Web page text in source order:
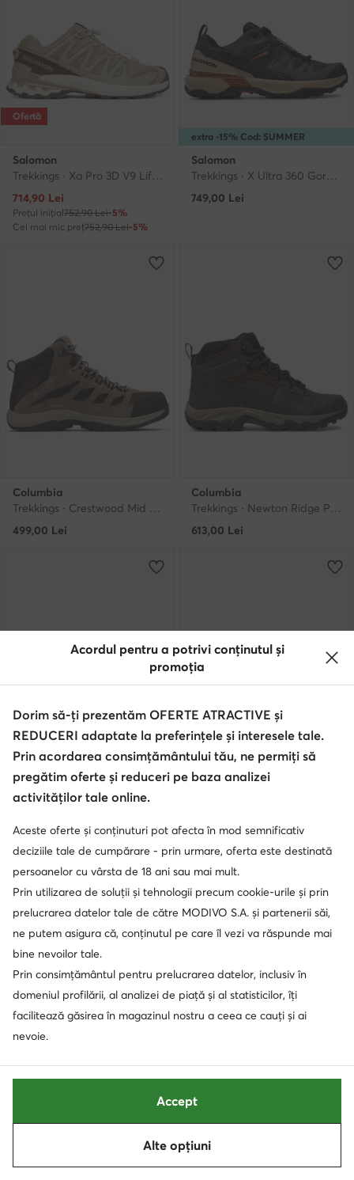
Ofertă
Salomon
Trekkings · Xa Pro 3D V9 Lifelong L49153800 · Verde
Prețul actual
714,90 Lei
Prețul inițial752,90 Lei-5%
Cel mai mic preț752,90 Lei-5%
extra -15% Cod: SUMMER
Salomon
Trekkings · X Ultra 360 Gore-Tex L47687000 · Gri
749,00 Lei
Columbia
Trekkings · Crestwood Mid Waterproof 2100641 · Maro
499,00 Lei
Columbia
Trekkings · Newton Ridge Plus II Waterproof 1594731 · Maro
613,00 Lei
Ofertă
Columbia
Prețul actual
401,90 Lei
Prețul inițial519,00 Lei-22%
503,90Lei
Columbia
Trekkings · Strata Trail Low Wp 2076891 · Negru
Prețul actual
332,90Lei
extra -35% Cod: SUMMER
Hoka
Prețul actual
604,90Lei
Acordul pentru a potrivi conținutul și
promoția
Dorim să-ți prezentăm OFERTE ATRACTIVE și
REDUCERI adaptate la preferințele și interesele tale.
Prin acordarea consimțământului tău, ne permiți să
pregătim oferte și reduceri pe baza analizei
activităților tale online.
Aceste oferte și conținuturi pot afecta în mod semnificativ
deciziile tale de cumpărare - prin urmare, oferta este destinată
persoanelor cu vârsta de 18 ani sau mai mult.
Prin utilizarea de soluții și tehnologii precum cookie-urile și prin
prelucrarea datelor tale de către MODIVO S.A. și partenerii săi,
ne putem asigura că, conținutul pe care îl vezi va răspunde mai
bine nevoilor tale.
Prin consimțământul pentru prelucrarea datelor, inclusiv în
domeniul profilării, al analizei de piață și al statisticilor, îți
facilitează găsirea în magazinul nostru a ceea ce cauți și ai
nevoie.
Alte opțiuni
Accept